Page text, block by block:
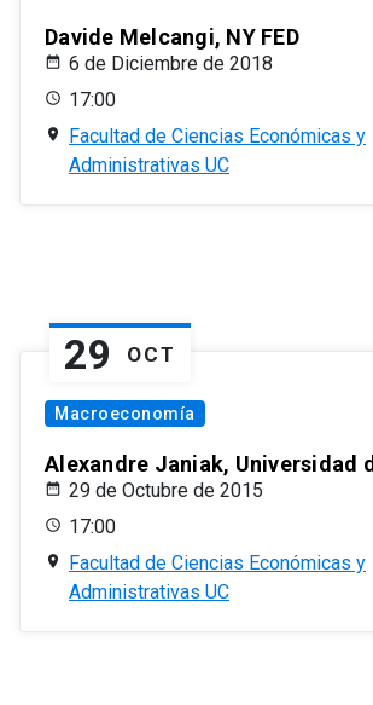
Davide Melcangi, NY FED
6 de Diciembre de 2018
17:00
Facultad de Ciencias Económicas y
Administrativas UC
29 OCT
Macroeconomía
Alexandre Janiak, Universidad
29 de Octubre de 2015
17:00
Facultad de Ciencias Económicas y
Administrativas UC